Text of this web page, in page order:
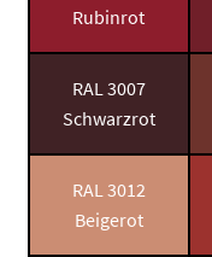
Rubinrot
RAL 3007
Schwarzrot
RAL 3012
Beigerot